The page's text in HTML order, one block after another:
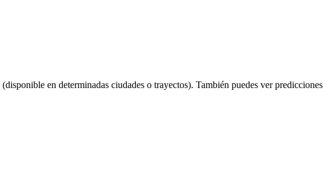
(disponible en determinadas ciudades o trayectos). También puedes ver predicciones